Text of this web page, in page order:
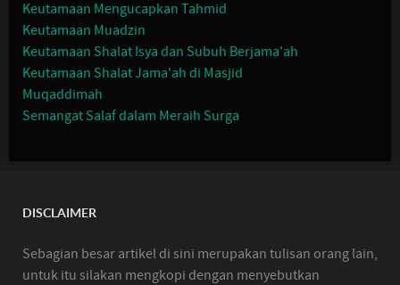
Keutamaan Mengucapkan Tahmid
Keutamaan Muadzin
Keutamaan Shalat Isya dan Subuh Berjama'ah
Keutamaan Shalat Jama'ah di Masjid
Muqaddimah
Semangat Salaf dalam Meraih Surga
DISCLAIMER
Sebagian besar artikel di sini merupakan tulisan orang lain,
untuk itu silakan mengkopi dengan menyebutkan